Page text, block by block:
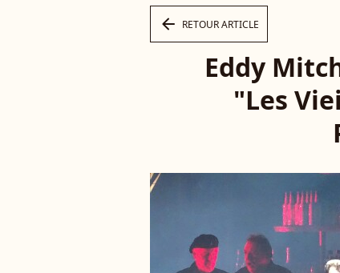
arrow_left RETOUR ARTICLE
Eddy
"Les